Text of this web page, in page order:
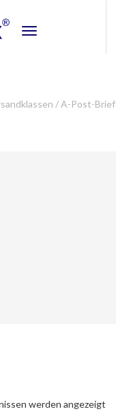
Toggle
/ A-Post-Brief
werden angezeigt